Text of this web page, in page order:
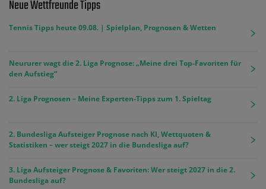
Neue Wettfreunde Tipps
Tennis Tipps heute 09.08. | Spielplan, Prognosen & Wetten
Neururer wagt die 2. Liga Prognose: „Meine drei Top-Favoriten für
den Aufstieg“
2. Liga Prognosen – Meine Experten-Tipps zum 1. Spieltag
2. Bundesliga Aufsteiger Prognose nach KI, Wettquoten &
Statistiken – wer steigt 2027 in die Bundesliga auf?
3. Liga Aufsteiger Prognose & Favoriten: Wer steigt 2027 in die 2.
Bundesliga auf?